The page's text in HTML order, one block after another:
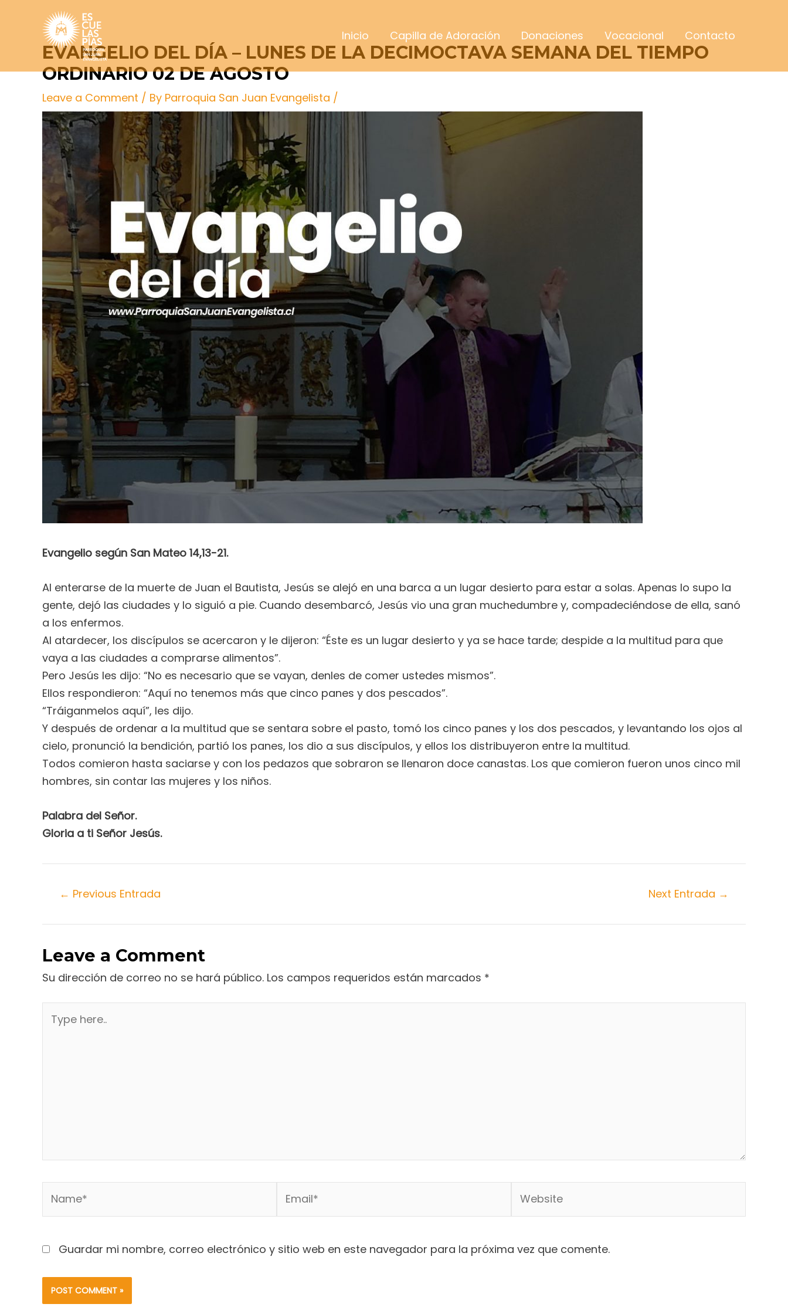
Inicio Capilla de Adoración Donaciones Vocacional Contacto
EVANGELIO DEL DÍA – LUNES DE LA DECIMOCTAVA SEMANA DEL TIEMPO
ORDINARIO 02 DE AGOSTO
Leave a Comment / By Parroquia San Juan Evangelista /
Evangelio según San Mateo 14,13-21.
Al enterarse de la muerte de Juan el Bautista, Jesús se alejó en una barca a un lugar desierto para estar a solas. Apenas lo supo la
gente, dejó las ciudades y lo siguió a pie. Cuando desembarcó, Jesús vio una gran muchedumbre y, compadeciéndose de ella, sanó
a los enfermos.
Al atardecer, los discípulos se acercaron y le dijeron: “Éste es un lugar desierto y ya se hace tarde; despide a la multitud para que
vaya a las ciudades a comprarse alimentos”.
Pero Jesús les dijo: “No es necesario que se vayan, denles de comer ustedes mismos”.
Ellos respondieron: “Aquí no tenemos más que cinco panes y dos pescados”.
“Tráiganmelos aquí”, les dijo.
Y después de ordenar a la multitud que se sentara sobre el pasto, tomó los cinco panes y los dos pescados, y levantando los ojos al
cielo, pronunció la bendición, partió los panes, los dio a sus discípulos, y ellos los distribuyeron entre la multitud.
Todos comieron hasta saciarse y con los pedazos que sobraron se llenaron doce canastas. Los que comieron fueron unos cinco mil
hombres, sin contar las mujeres y los niños.
Palabra del Señor.
Gloria a ti Señor Jesús.
Post
navigation
← Previous Entrada Next Entrada →
Leave a Comment
Su dirección de correo no se hará público. Los campos requeridos están marcados *
here..
Guardar mi nombre, correo electrónico y sitio web en este navegador para la próxima vez que comente.